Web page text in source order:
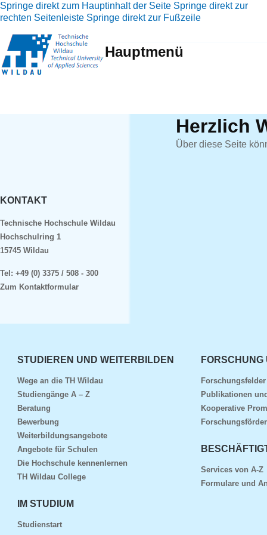
Springe direkt zum Hauptinhalt der Seite Springe direkt zur
rechten Seitenleiste Springe direkt zur Fußzeile
Hauptmenü
Herzlich
Über diese Seite
KONTAKT
Technische Hochschule Wildau
Hochschulring 1
15745 Wildau
Tel: +49 (0) 3375 / 508 - 300
Zum Kontaktformular
STUDIEREN UND WEITERBILDEN
Wege an die TH Wildau
Studiengänge A – Z
Beratung
Bewerbung
Weiterbildungsangebote
Angebote für Schulen
Die Hochschule kennenlernen
TH Wildau College
IM STUDIUM
Studienstart
Publikationen
Kooperative
Services von A-Z
Formulare und